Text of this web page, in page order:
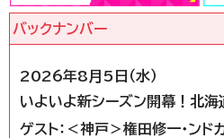
2026年8月5日（水）
いよいよ新シーズン開幕！北
ゲスト：＜神戸＞権田修一・ンド